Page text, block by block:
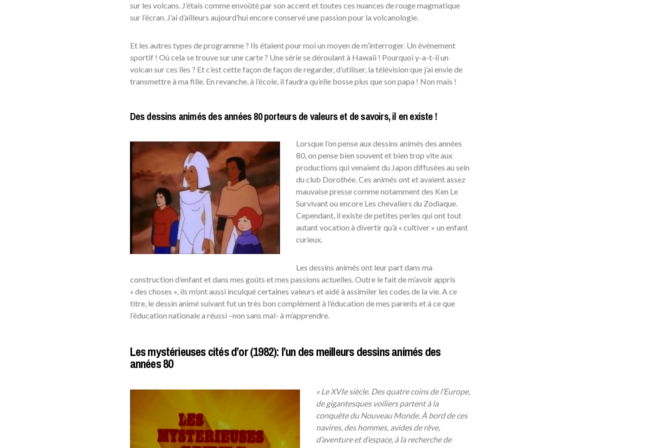
sur les volcans. J’étais comme envoûté par son accent et toutes ces nuances de rouge magmatique
sur l’écran. J’ai d’ailleurs aujourd’hui encore conservé une passion pour la volcanologie.
Et les autres types de programme ? Ils étaient pour moi un moyen de m’interroger. Un événement
sportif ! Où cela se trouve sur une carte ? Une série se déroulant à Hawaii ! Pourquoi y-a-t-il un
volcan sur ces îles ? Et c’est cette façon de façon de regarder, d’utiliser, la télévision que j’ai envie de
transmettre à ma fille. En revanche, à l’école, il faudra qu’elle bosse plus que son papa ! Non mais !
Des dessins animés des années 80 porteurs de valeurs et de savoirs, il en existe !
Lorsque l’on pense aux dessins animés des années
80, on pense bien souvent et bien trop vite aux
productions qui venaient du Japon diffusées au sein
du club Dorothée. Ces animés ont et avaient assez
mauvaise presse comme notamment des Ken Le
Survivant ou encore Les chevaliers du Zodiaque.
Cependant, il existe de petites perles qui ont tout
autant vocation à divertir qu’à « cultiver » un enfant
curieux.
Les dessins animés ont leur part dans ma
construction d’enfant et dans mes goûts et mes passions actuelles. Outre le fait de m’avoir appris
« des choses », ils m’ont aussi inculqué certaines valeurs et aidé à assimiler les codes de la vie. A ce
titre, le dessin animé suivant fut un très bon complément à l’éducation de mes parents et à ce que
l’éducation nationale a réussi –non sans mal- à m’apprendre.
Les mystérieuses cités d’or (1982): l’un des meilleurs dessins animés des
années 80
« Le XVIe siècle. Des quatre coins de l’Europe,
de gigantesques voiliers partent à la
conquête du Nouveau Monde. À bord de ces
navires, des hommes, avides de rêve,
d’aventure et d’espace, à la recherche de